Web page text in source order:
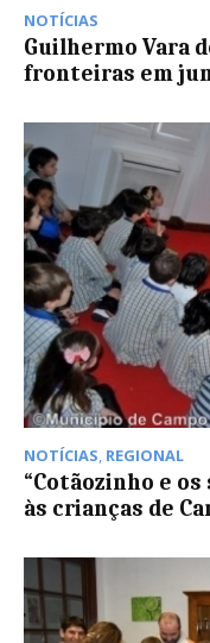
NOTÍCIAS
Guilhermo Vara
fronteiras em
NOTÍCIAS, REGIONAL
“Cotãozinho e
às crianças de